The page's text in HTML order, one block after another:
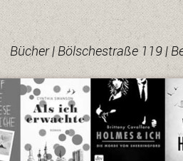
Bücher | Bölschestraße 119 |